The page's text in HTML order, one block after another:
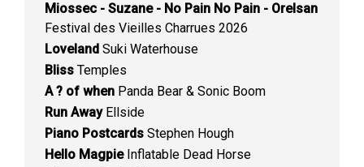
Miossec - Suzane - No Pain No Pain - Orelsan
Festival des Vieilles Charrues 2026
Loveland Suki Waterhouse
Bliss Temples
A ? of when Panda Bear & Sonic Boom
Run AwayEllside
Piano Postcards Stephen Hough
Hello MagpieInflatable Dead Horse